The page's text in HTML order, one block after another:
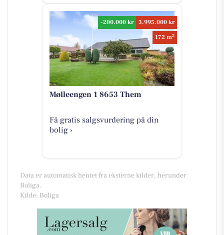
-200.000 kr
3.995.000 kr
172 m2
Mølleengen 1 8653 Them
Få gratis salgsvurdering på din
bolig ›
Data er automatisk hentet fra eksterne kilder, herunder
Boliga.
Kilde: Boliga